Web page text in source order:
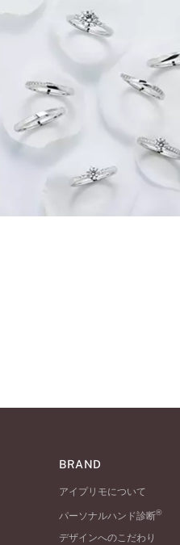
BRAND
アイプリモについて
パーソナルハンド診断®
デザインへのこだわり